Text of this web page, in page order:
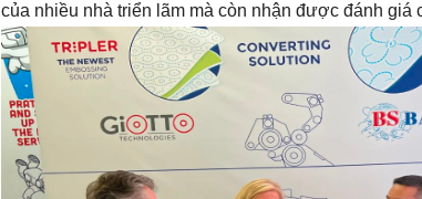
của nhiều nhà triển lãm mà còn nhận được đánh